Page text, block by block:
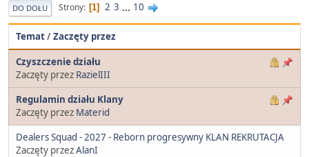
DO DOŁU Strony 1 2 3 ... 10
Temat/Zaczęty przez
Czyszczenie działu
Zaczęty przez RazielIII
Regulamin działu Klany
Zaczęty przez Materid
Dealers Squad - 2027 - Reborn progresywny KLAN REKRUTACJA
Zaczęty przezAlanI